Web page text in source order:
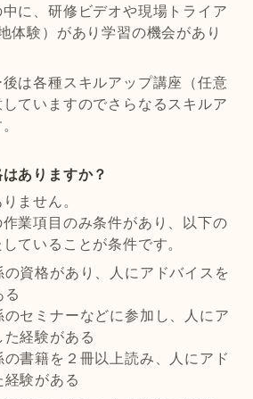
に、研修ビデオや現場トライア
体験）があり学習の機会があり
後は各種スキルアップ講座（任意
ていますのでさらなるスキルア
ありますか？
ません。
作業項目のみ条件があり、以下の
ていることが条件です。
の資格があり、人にアドバイスを
る
のセミナーなどに参加し、人にア
た経験がある
の書籍を２冊以上読み、人にアド
験がある